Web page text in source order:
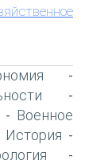
-
-
- Военное
История -
-